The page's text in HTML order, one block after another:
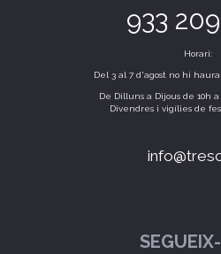
933
Horari:
Del 3 al 7 d'agost no hi
De Dilluns a Dijous de 10h a
Divendres i vigílies de